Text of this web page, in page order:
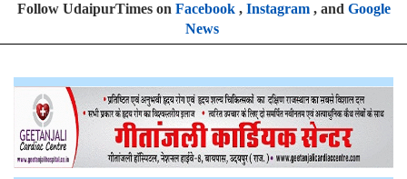
Follow UdaipurTimes on Facebook, Instagram, and Google
News